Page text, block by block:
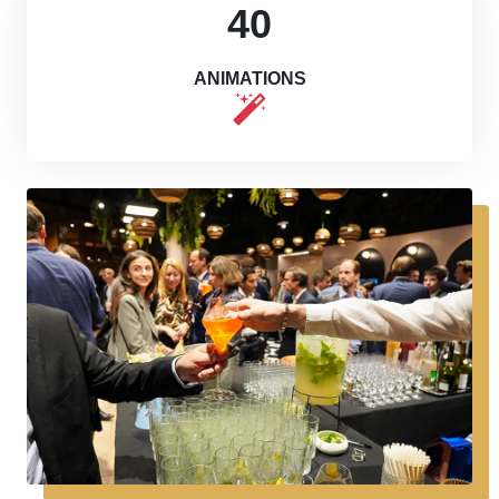
40
ANIMATIONS